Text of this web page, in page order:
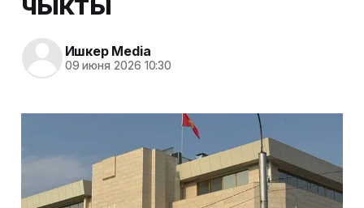
Ишкер Media
09 июня 2026 10:30